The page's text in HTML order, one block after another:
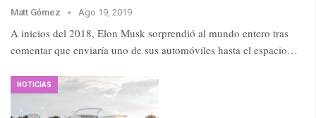
Matt Gómez Ago 19, 2019
A inicios del 2018, Elon Musk sorprendió al mundo entero tras
comentar que enviaría uno de sus automóviles hasta el espacio…
NOTICIAS